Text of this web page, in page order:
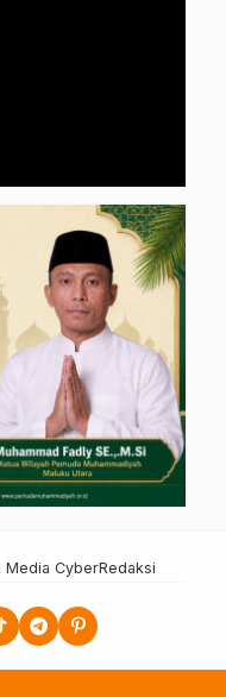
Media CyberRedaksi